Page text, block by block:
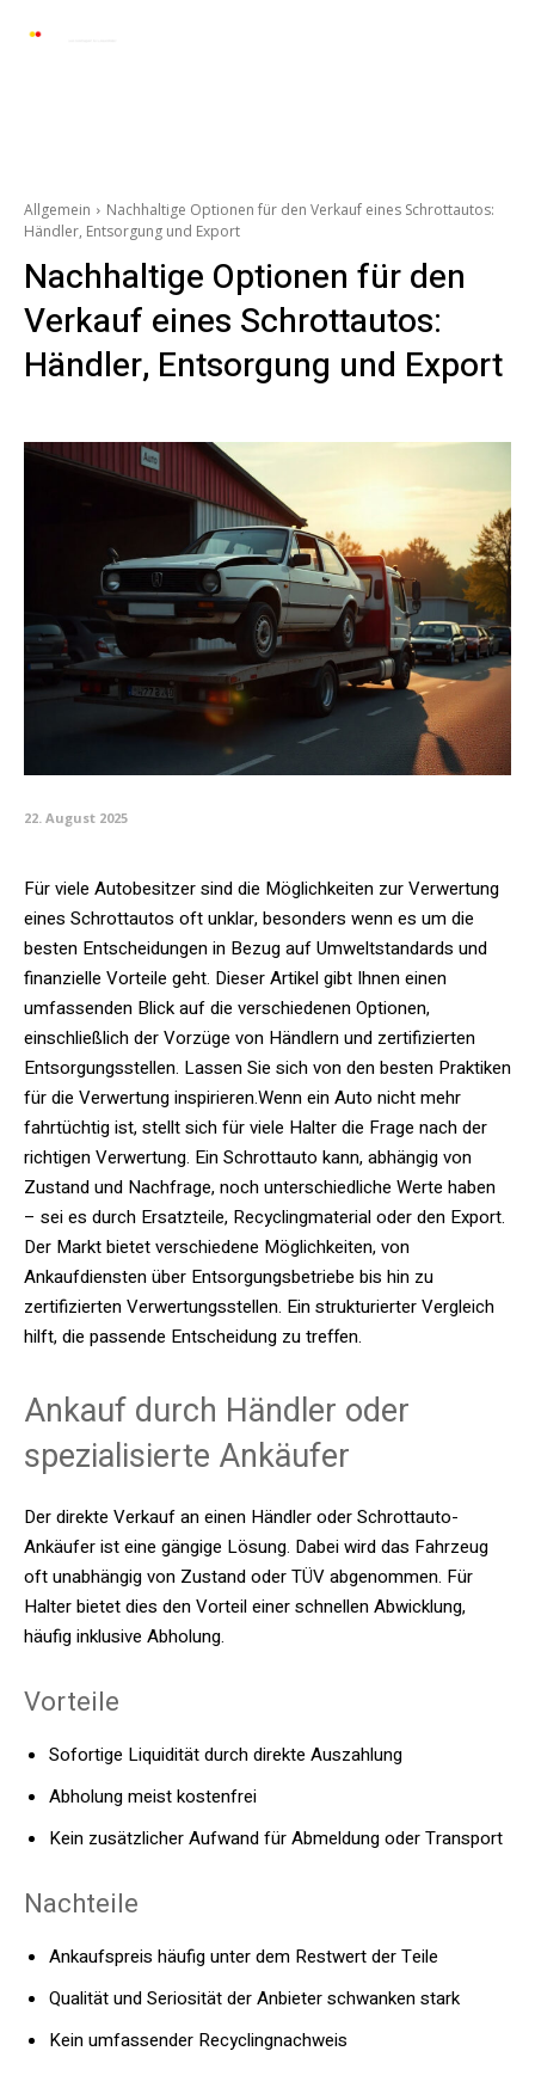
Allgemein
Nachhaltige Optionen für den Verkauf eines Schrottautos:
Händler, Entsorgung und Export
Nachhaltige Optionen für den
Verkauf eines Schrottautos:
Händler, Entsorgung und Export
22. August 2025
Für viele Autobesitzer sind die Möglichkeiten zur Verwertung
eines Schrottautos oft unklar, besonders wenn es um die
besten Entscheidungen in Bezug auf Umweltstandards und
finanzielle Vorteile geht. Dieser Artikel gibt Ihnen einen
umfassenden Blick auf die verschiedenen Optionen,
einschließlich der Vorzüge von Händlern und zertifizierten
Entsorgungsstellen. Lassen Sie sich von den besten Praktiken
für die Verwertung inspirieren.Wenn ein Auto nicht mehr
fahrtüchtig ist, stellt sich für viele Halter die Frage nach der
richtigen Verwertung. Ein Schrottauto kann, abhängig von
Zustand und Nachfrage, noch unterschiedliche Werte haben
– sei es durch Ersatzteile, Recyclingmaterial oder den Export.
Der Markt bietet verschiedene Möglichkeiten, von
Ankaufdiensten über Entsorgungsbetriebe bis hin zu
zertifizierten Verwertungsstellen. Ein strukturierter Vergleich
hilft, die passende Entscheidung zu treffen.
Ankauf durch Händler oder
spezialisierte Ankäufer
Der direkte Verkauf an einen Händler oderSchrottauto-
Ankäuferist eine gängige Lösung. Dabei wird das Fahrzeug
oft unabhängig von Zustand oder TÜV abgenommen. Für
Halter bietet dies den Vorteil einer schnellen Abwicklung,
häufig inklusive Abholung.
Vorteile
Sofortige Liquidität durch direkte Auszahlung
Abholung meist kostenfrei
Kein zusätzlicher Aufwand für Abmeldung oder Transport
Nachteile
Ankaufspreis häufig unter dem Restwert der Teile
Qualität und Seriosität der Anbieter schwanken stark
Kein umfassender Recyclingnachweis